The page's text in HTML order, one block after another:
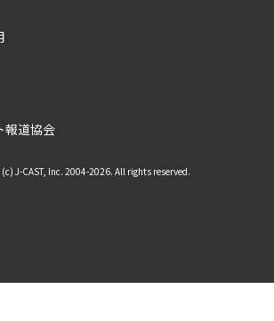
報道協会
J-CAST, Inc. 2004-2026. All rights reserved.